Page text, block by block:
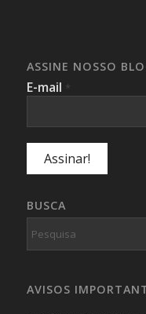
ASSINE NOSSO
E-mail *
BUSCA
AVISOS